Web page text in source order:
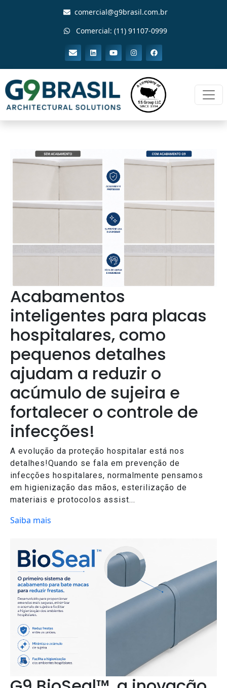
comercial@g9brasil.com.br
Comercial: (11) 91107-0999
Acabamentos
inteligentes para placas
hospitalares, como
pequenos detalhes
ajudam a reduzir o
acúmulo de sujeira e
fortalecer o controle de
infecções!
A evolução da proteção hospitalar está nos
detalhes!Quando se fala em prevenção de
infecções hospitalares, normalmente pensamos
em higienização das mãos, esterilização de
materiais e protocolos assist...
Saiba mais